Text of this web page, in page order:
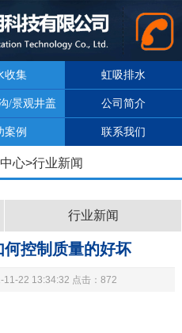
收集 虹吸排水
/景观井盖 公司简介
案例 联系我们
心>行业新闻
行业新闻
控制质量的好坏
22 13:34:32 点击：872